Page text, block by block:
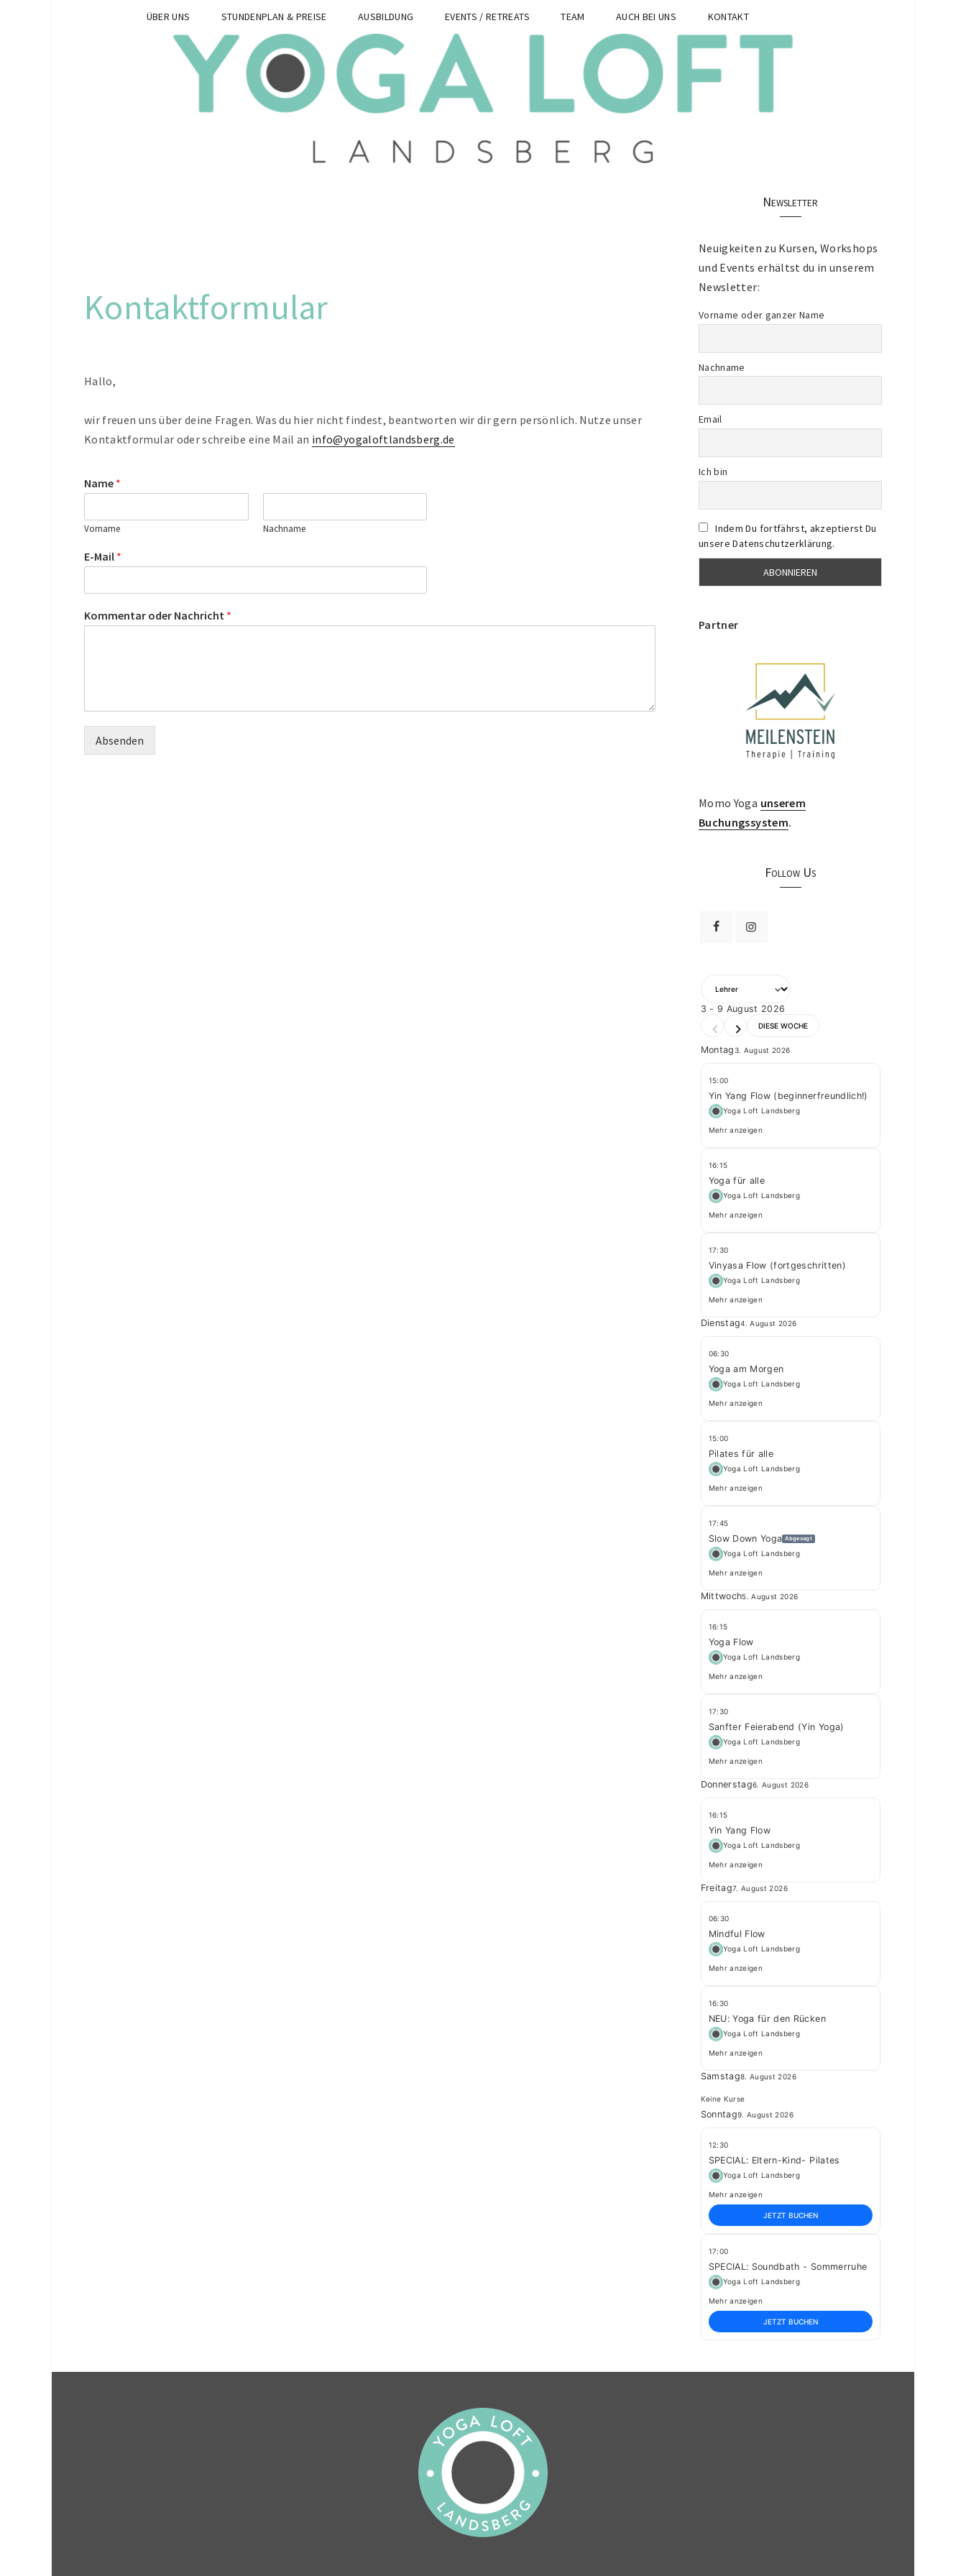
ÜBER UNS STUNDENPLAN & PREISE AUSBILDUNG EVENTS / RETREATS TEAM AUCH BEI UNS KONTAKT
Kontaktformular
Hallo,
wir freuen uns über deine Fragen. Was du hier nicht findest, beantworten wir dir gern persönlich. Nutze unser
Kontaktformular oder schreibe eine Mail an info@yogaloftlandsberg.de
Name *
Vorname Nachname
E-Mail *
Kommentar oder Nachricht *
Absenden
Newsletter
Neuigkeiten zu Kursen, Workshops
und Events erhältst du in unserem
Newsletter:
Vorname oder ganzer Name
Nachname
Email
Ich bin
Indem Du fortfährst, akzeptierst Du
unsere Datenschutzerklärung.
Partner
Momo Yoga unserem
Buchungssystem.
Follow Us
3 - 9 August 2026
DIESE WOCHE
Montag3. August 2026
15:00
Yin Yang Flow (beginnerfreundlich!)
Yoga Loft Landsberg
Mehr anzeigen
16:15
Yoga für alle
Yoga Loft Landsberg
Mehr anzeigen
17:30
Vinyasa Flow (fortgeschritten)
Yoga Loft Landsberg
Mehr anzeigen
Dienstag4. August 2026
06:30
Yoga am Morgen
Yoga Loft Landsberg
Mehr anzeigen
15:00
Pilates für alle
Yoga Loft Landsberg
Mehr anzeigen
17:45
Slow Down Yoga Abgesagt
Yoga Loft Landsberg
Mehr anzeigen
Mittwoch5. August 2026
16:15
Yoga Flow
Yoga Loft Landsberg
Mehr anzeigen
17:30
Sanfter Feierabend (Yin Yoga)
Yoga Loft Landsberg
Mehr anzeigen
Donnerstag6. August 2026
16:15
Yin Yang Flow
Yoga Loft Landsberg
Mehr anzeigen
Freitag7. August 2026
06:30
Mindful Flow
Yoga Loft Landsberg
Mehr anzeigen
16:30
NEU: Yoga für den Rücken
Yoga Loft Landsberg
Mehr anzeigen
Samstag8. August 2026
Keine Kurse
Sonntag9. August 2026
12:30
SPECIAL: Eltern-Kind- Pilates
Yoga Loft Landsberg
Mehr anzeigen
JETZT BUCHEN
17:00
SPECIAL: Soundbath - Sommerruhe
Yoga Loft Landsberg
Mehr anzeigen
JETZT BUCHEN